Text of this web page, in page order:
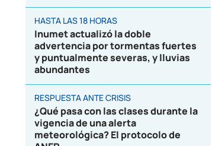
HASTA LAS 18 HORAS
Inumet actualizó la doble
advertencia por tormentas fuertes
y puntualmente severas, y lluvias
abundantes
RESPUESTA ANTE CRISIS
¿Qué pasa con las clases durante la
vigencia de una alerta
meteorológica? El protocolo de